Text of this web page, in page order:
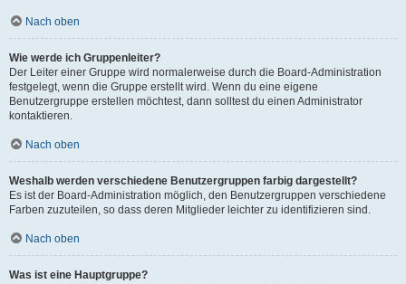
Nach oben
Wie werde ich Gruppenleiter?
Der Leiter einer Gruppe wird normalerweise durch die Board-Administration
festgelegt, wenn die Gruppe erstellt wird. Wenn du eine eigene
Benutzergruppe erstellen möchtest, dann solltest du einen Administrator
kontaktieren.
Nach oben
Weshalb werden verschiedene Benutzergruppen farbig dargestellt?
Es ist der Board-Administration möglich, den Benutzergruppen verschiedene
Farben zuzuteilen, so dass deren Mitglieder leichter zu identifizieren sind.
Nach oben
Was ist eine Hauptgruppe?